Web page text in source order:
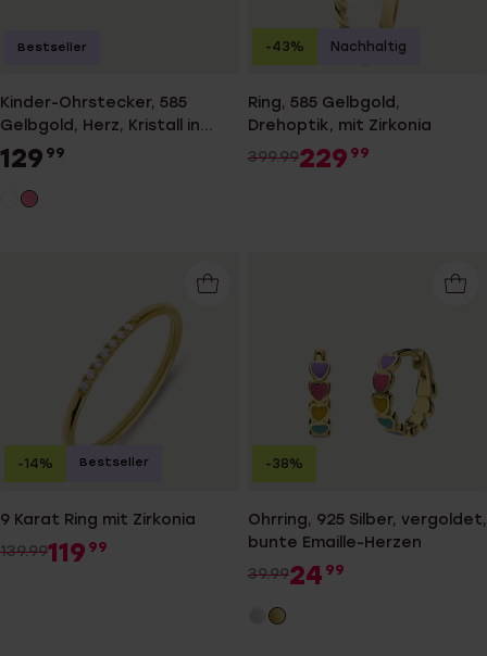
Kinder-Ohrstecker, 585
Gelbgold, Herz, Kristall in
Rosa
129 99
Bestseller
Ring, 585 Gelbgold,
Drehoptik, mit Zirkonia
399.99229 99
-43% Nachhaltig
9 Karat Ring mit Zirkonia
139.99119 99
-14% Bestseller
Ohrring, 925 Silber, vergoldet,
bunte Emaille-Herzen
39.9924 99
-38%